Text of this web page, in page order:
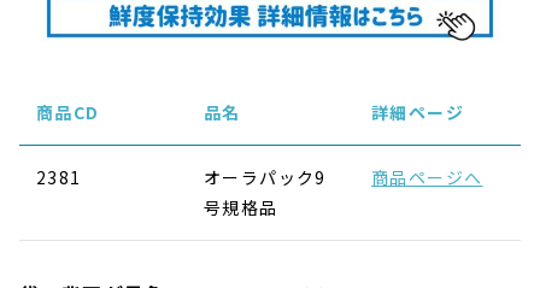
商品CD 品名 詳細ページ
2381
オーラパック9
号規格品
商品ページへ